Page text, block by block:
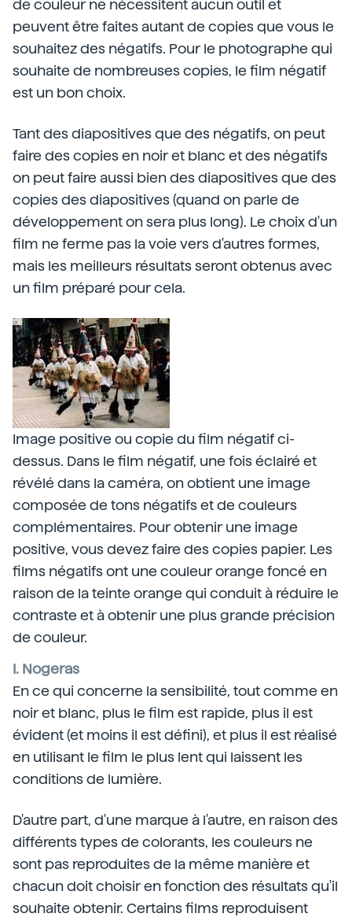
de couleur ne nécessitent aucun outil et
peuvent être faites autant de copies que vous le
souhaitez des négatifs. Pour le photographe qui
souhaite de nombreuses copies, le film négatif
est un bon choix.
Tant des diapositives que des négatifs, on peut
faire des copies en noir et blanc et des négatifs
on peut faire aussi bien des diapositives que des
copies des diapositives (quand on parle de
développement on sera plus long). Le choix d'un
film ne ferme pas la voie vers d'autres formes,
mais les meilleurs résultats seront obtenus avec
un film préparé pour cela.
Image positive ou copie du film négatif ci-
dessus. Dans le film négatif, une fois éclairé et
révélé dans la caméra, on obtient une image
composée de tons négatifs et de couleurs
complémentaires. Pour obtenir une image
positive, vous devez faire des copies papier. Les
films négatifs ont une couleur orange foncé en
raison de la teinte orange qui conduit à réduire le
contraste et à obtenir une plus grande précision
de couleur.
I. Nogeras
En ce qui concerne la sensibilité, tout comme en
noir et blanc, plus le film est rapide, plus il est
évident (et moins il est défini), et plus il est réalisé
en utilisant le film le plus lent qui laissent les
conditions de lumière.
D'autre part, d'une marque à l'autre, en raison des
différents types de colorants, les couleurs ne
sont pas reproduites de la même manière et
chacun doit choisir en fonction des résultats qu'il
souhaite obtenir. Certains films reproduisent